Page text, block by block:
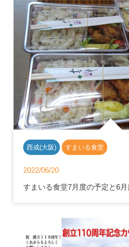
西成(大阪) すまいる食堂
2022/06/20
すまいる食堂7月度の予定と6